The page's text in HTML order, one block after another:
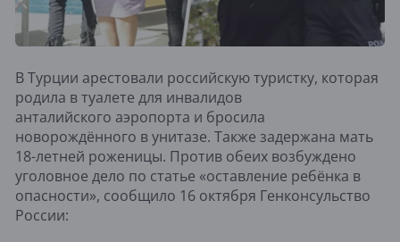
В Турции арестовали российскую туристку, которая
родила в туалете для инвалидов
анталийского аэропорта и бросила
новорождённого в унитазе. Также задержана мать
18-летней роженицы. Против обеих возбуждено
уголовное дело по статье «оставление ребёнка в
опасности», сообщило 16 октября Генконсульство
России: